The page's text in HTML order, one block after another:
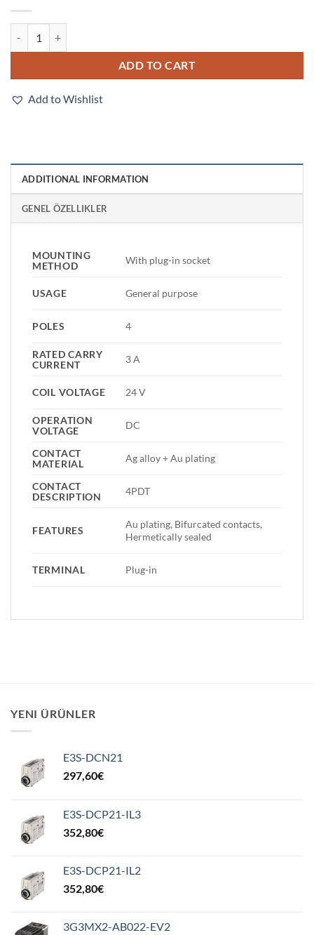
ADD TO CART
Add to Wishlist
ADDITIONAL INFORMATION
GENEL ÖZELLIKLER
MOUNTING
METHOD
With plug-in socket
USAGE General purpose
POLES 4
RATED CARRY
CURRENT
3 A
COIL VOLTAGE 24 V
OPERATION
VOLTAGE
DC
CONTACT
MATERIAL
Ag alloy + Au plating
CONTACT
DESCRIPTION
4PDT
FEATURES
Au plating, Bifurcated contacts,
Hermetically sealed
TERMINAL Plug-in
YENI ÜRÜNLER
E3S-DCN21
297,60€
E3S-DCP21-IL3
352,80€
E3S-DCP21-IL2
352,80€
3G3MX2-AB022-EV2